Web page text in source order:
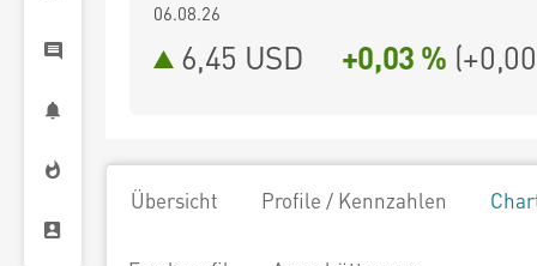
06.08.26
6,45 USD +0,03 % (+0,00
Übersicht Profile / Kennzahlen